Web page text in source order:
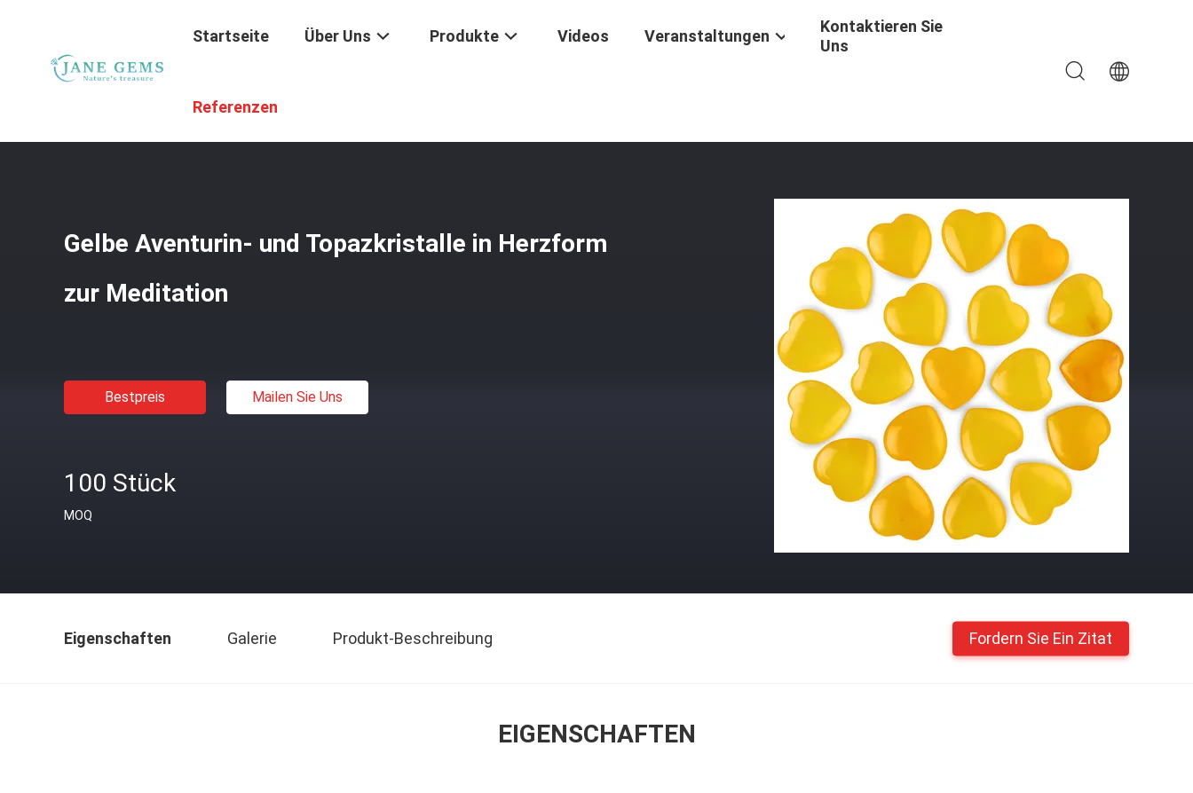
Startseite Über Uns Produkte Videos Veranstaltungen
Kontaktieren Sie
Uns
Referenzen
Gelbe Aventurin- und Topazkristalle in Herzform
zur Meditation
Bestpreis Mailen Sie Uns
100 Stück
MOQ
Eigenschaften Galerie Produkt-Beschreibung Fordern Sie Ein Zitat
EIGENSCHAFTEN